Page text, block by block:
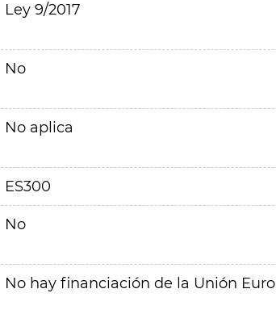
Ley 9/2017
No
No aplica
ES300
No
No hay financiación de la Unión